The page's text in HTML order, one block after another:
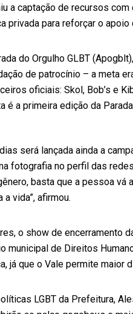
a captação de recursos
privada para reforçar o
do Orgulho GLBT
de patrocínio – a meta
oficiais: Skol, Bob’s e
a primeira edição da
será lançada ainda a
fotografia no perfil das
basta que a pessoa vá
vida”, afirmou.
o show de encerramento
municipal de Direitos
já que o Vale permite maior
LGBT da Prefeitura,